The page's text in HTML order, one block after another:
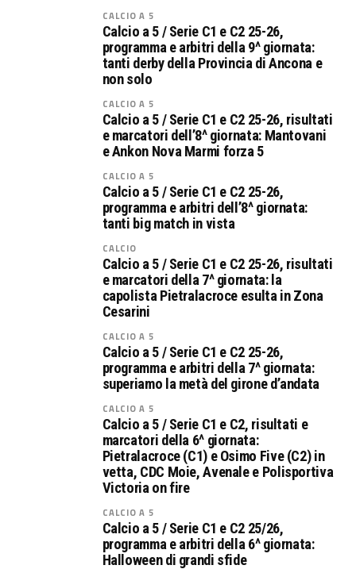
CALCIO A 5
Calcio a 5 / Serie C1 e C2 25-26,
programma e arbitri della 9^ giornata:
tanti derby della Provincia di Ancona e
non solo
CALCIO A 5
Calcio a 5 / Serie C1 e C2 25-26, risultati
e marcatori dell’8^ giornata: Mantovani
e Ankon Nova Marmi forza 5
CALCIO A 5
Calcio a 5 / Serie C1 e C2 25-26,
programma e arbitri dell’8^ giornata:
tanti big match in vista
CALCIO
Calcio a 5 / Serie C1 e C2 25-26, risultati
e marcatori della 7^ giornata: la
capolista Pietralacroce esulta in Zona
Cesarini
CALCIO A 5
Calcio a 5 / Serie C1 e C2 25-26,
programma e arbitri della 7^ giornata:
superiamo la metà del girone d’andata
CALCIO A 5
Calcio a 5 / Serie C1 e C2, risultati e
marcatori della 6^ giornata:
Pietralacroce (C1) e Osimo Five (C2) in
vetta, CDC Moie, Avenale e Polisportiva
Victoria on fire
CALCIO A 5
Calcio a 5 / Serie C1 e C2 25/26,
programma e arbitri della 6^ giornata:
Halloween di grandi sfide